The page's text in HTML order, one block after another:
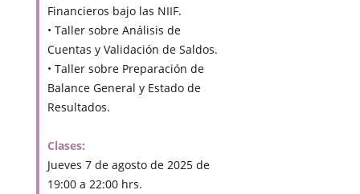
Financieros bajo las NIIF.
• Taller sobre Análisis de
Cuentas y Validación de Saldos.
• Taller sobre Preparación de
Balance General y Estado de
Resultados.
Clases:
Jueves 7 de agosto de 2025 de
19:00 a 22:00 hrs.